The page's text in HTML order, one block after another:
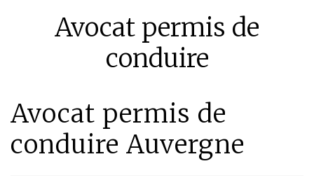
Avocat permis de
conduire
Avocat permis de
conduire Auvergne